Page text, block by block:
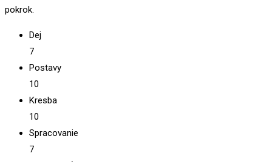
pokrok.
Dej
7
Postavy
10
Kresba
10
Spracovanie
7